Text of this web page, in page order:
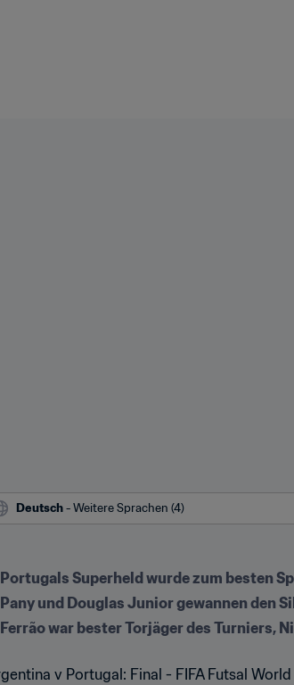
Deutsch - Weitere Sprachen (4)
Portugals Superheld wurde zum besten
Pany und Douglas Junior gewannen den
Ferrão war bester Torjäger des Turniers,